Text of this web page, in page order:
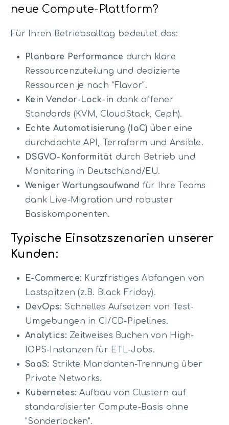
neue Compute-Plattform?
Für Ihren Betriebsalltag bedeutet das:
Planbare Performance durch klare
Ressourcenzuteilung und dedizierte
Ressourcen je nach "Flavor".
Kein Vendor-Lock-in dank offener
Standards (KVM, CloudStack, Ceph).
Echte Automatisierung (IaC) über eine
durchdachte API, Terraform und Ansible.
DSGVO-Konformität durch Betrieb und
Monitoring in Deutschland/EU.
Weniger Wartungsaufwand für Ihre Teams
dank Live-Migration und robuster
Basiskomponenten.
Typische Einsatzszenarien unserer
Kunden:
E-Commerce: Kurzfristiges Abfangen von
Lastspitzen (z.B. Black Friday).
DevOps: Schnelles Aufsetzen von Test-
Umgebungen in CI/CD-Pipelines.
Analytics: Zeitweises Buchen von High-
IOPS-Instanzen für ETL-Jobs.
SaaS: Strikte Mandanten-Trennung über
Private Networks.
Kubernetes: Aufbau von Clustern auf
standardisierter Compute-Basis ohne
"Sonderlocken".